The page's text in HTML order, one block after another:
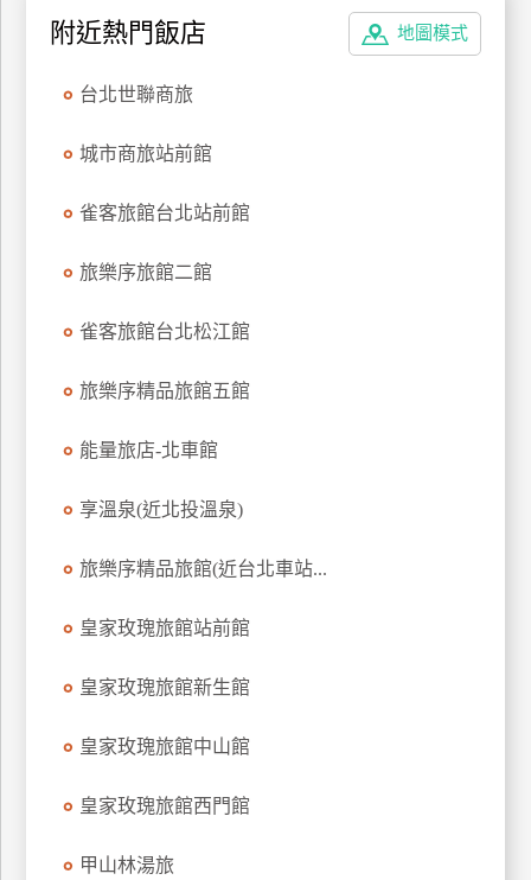
Q&A
地圖模式
附近熱門飯店
台北世聯商旅
城市商旅站前館
雀客旅館台北站前館
旅樂序旅館二館
雀客旅館台北松江館
旅樂序精品旅館五館
能量旅店-北車館
享溫泉(近北投溫泉)
旅樂序精品旅館(近台北車站...
皇家玫瑰旅館站前館
皇家玫瑰旅館新生館
皇家玫瑰旅館中山館
皇家玫瑰旅館西門館
甲山林湯旅